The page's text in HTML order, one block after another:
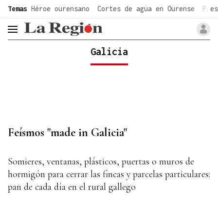
common.go-to-content
Temas Héroe ourensano Cortes de agua en Ourense
header.menu.open
Galicia
Feísmos "made in Galicia"
Somieres, ventanas, plásticos, puertas o muros de
hormigón para cerrar las fincas y parcelas particulares:
pan de cada día en el rural gallego